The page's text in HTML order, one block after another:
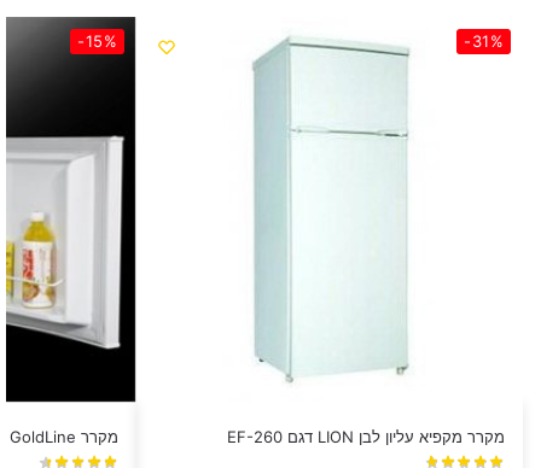
-31%
מקרר מקפיא עליון לבן LION דגם EF-260
-15%
מקרר GoldLine ‏50 ‏ליטר דגם CB-50